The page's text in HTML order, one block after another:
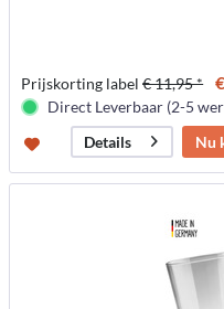
Prijskorting label€ 11,95 *
Direct Leverbaar (2-5
Details
Nu